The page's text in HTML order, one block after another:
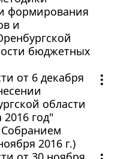
формирования
и
бюджетных
от 6 декабря
области
год"
2016 г.)